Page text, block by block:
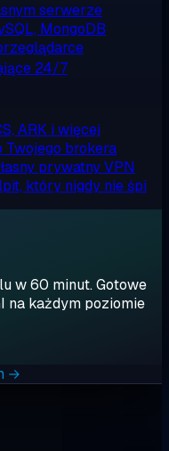
serwerze
MongoDB
24/7
ARK i więcej
Twojego brokera
prywatny VPN
który nigdy nie śpi
w 60 minut. Gotowe
na każdym poziomie
→